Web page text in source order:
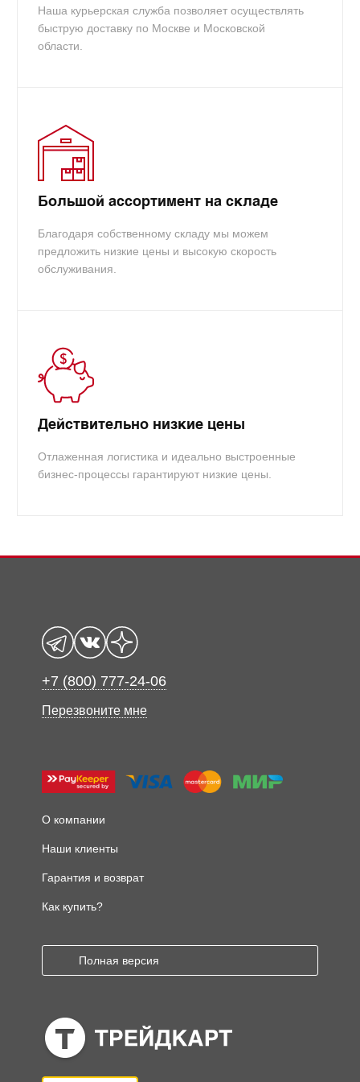
Наша курьерская служба позволяет осуществлять
быструю доставку по Москве и Московской
области.
Большой ассортимент на складе
Благодаря собственному складу мы можем
предложить низкие цены и высокую скорость
обслуживания.
Действительно низкие цены
Отлаженная логистика и идеально выстроенные
бизнес-процессы гарантируют низкие цены.
+7 (800) 777-24-06
Перезвоните мне
О компании
Наши клиенты
Гарантия и возврат
Как купить?
Полная версия